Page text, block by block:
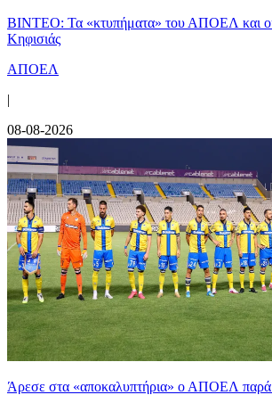
ΒΙΝΤΕΟ: Τα «κτυπήματα» του ΑΠΟΕΛ και οι
Κηφισιάς
ΑΠΟΕΛ
|
08-08-2026
Άρεσε στα «αποκαλυπτήρια» ο ΑΠΟΕΛ παρά